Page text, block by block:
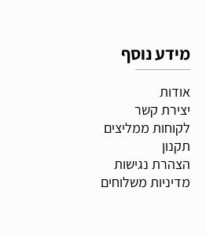
מידע נוסף
אודות
יצירת קשר
לקוחות ממליצים
תקנון
הצהרת נגישות
מדיניות משלוחים